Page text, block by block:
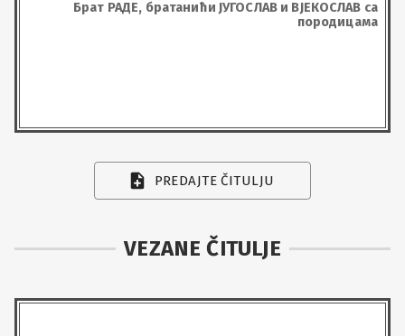
Брат РАДЕ, братанићи ЈУГОСЛАВ и ВЈЕКОСЛАВ са
породицама
PREDAJTE ČITULJU
VEZANE ČITULJE